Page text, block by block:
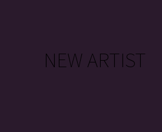
NEW ARTIST